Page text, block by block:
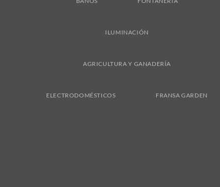
ILUMINACIÓN
AGRICULTURA Y GANADERÍA
ELECTRODOMÉSTICOS FRANSA GARDEN